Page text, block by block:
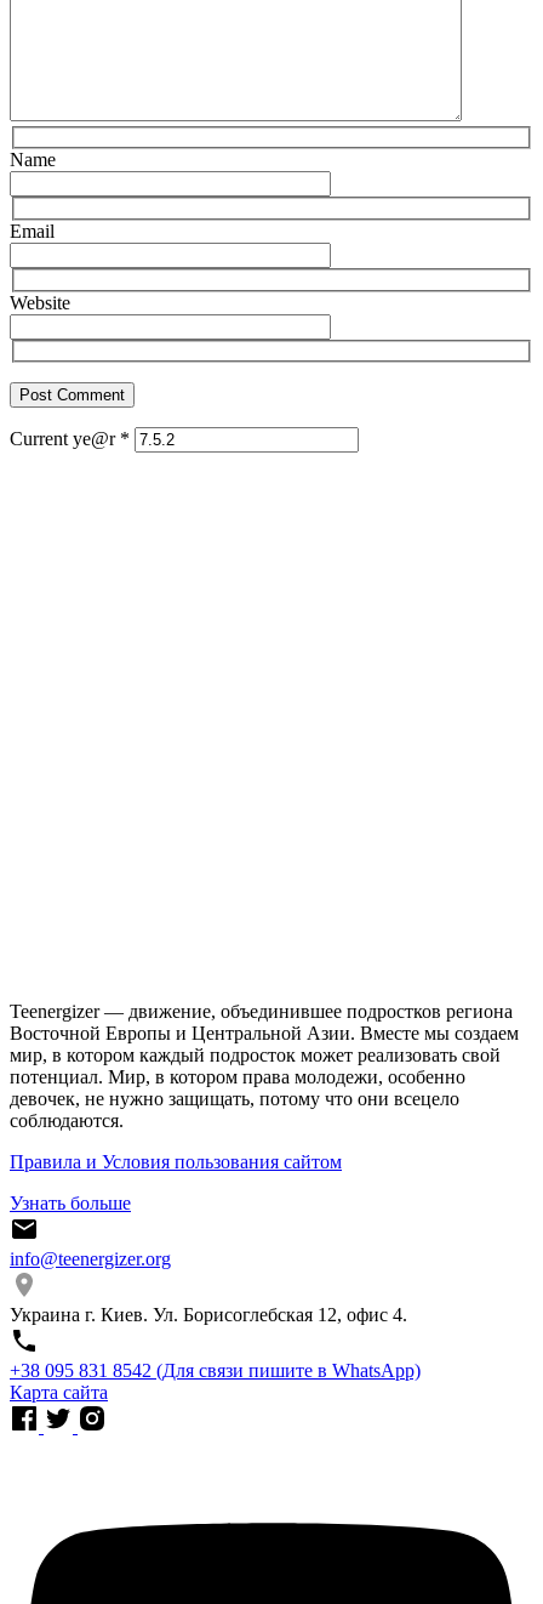
Name
Email
Website
Current ye@r *
Teenergizer — движение, объединившее подростков региона
Восточной Европы и Центральной Азии. Вместе мы создаем
мир, в котором каждый подросток может реализовать свой
потенциал. Мир, в котором права молодежи, особенно
девочек, не нужно защищать, потому что они всецело
соблюдаются.
Правила и Условия пользования сайтом
Узнать больше
info@teenergizer.org
Украина г. Киев. Ул. Борисоглебская 12, офис 4.
⁨+38 095 831 8542⁩ (Для связи пишите в WhatsApp)
Карта сайта